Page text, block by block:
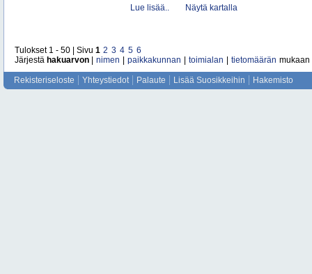
Lue lisää..
Näytä kartalla
Tulokset 1 - 50 | Sivu 1 2 3 4 5 6
Järjestä hakuarvon nimen paikkakunnan toimialan tietomäärän mukaan
Rekisteriseloste Yhteystiedot Palaute Lisää Suosikkeihin Hakemisto